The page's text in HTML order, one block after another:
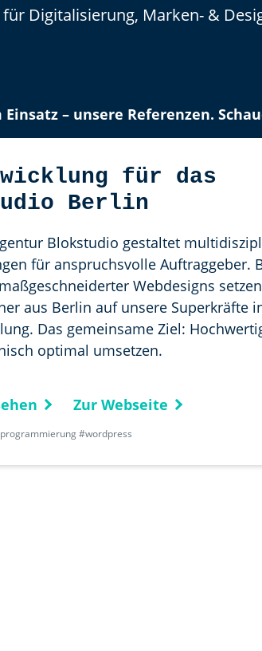
Digitalisierung, Marken- &
– unsere Referenzen.
für das
Berlin
Blokstudio gestaltet
für anspruchsvolle Auftraggeber.
Webdesigns
aus Berlin auf unsere Superkräfte
Das gemeinsame Ziel:
optimal umsetzen.
Zur Webseite
#wordpress